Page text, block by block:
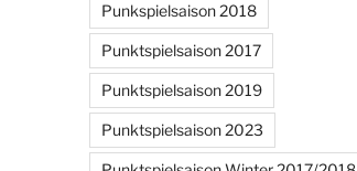
Punkspielsaison 2018
Punktspielsaison 2017
Punktspielsaison 2019
Punktspielsaison 2023